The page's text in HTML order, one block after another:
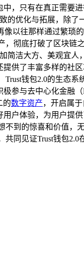
，只有在真正需要
的优化与拓展，除
以往那样通过繁琐
彻底打破了区块链
简洁大方、美观宜
供了丰富多样的社
钱包2.0的生态
参与去中心化金融
的数字资产，开启属
户体验，为用户提
不到的惊喜和价值，
同见证Trust钱包2.0